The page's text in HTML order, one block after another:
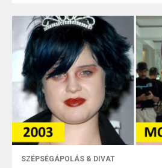
SZÉPSÉGÁPOLÁS & DIVAT